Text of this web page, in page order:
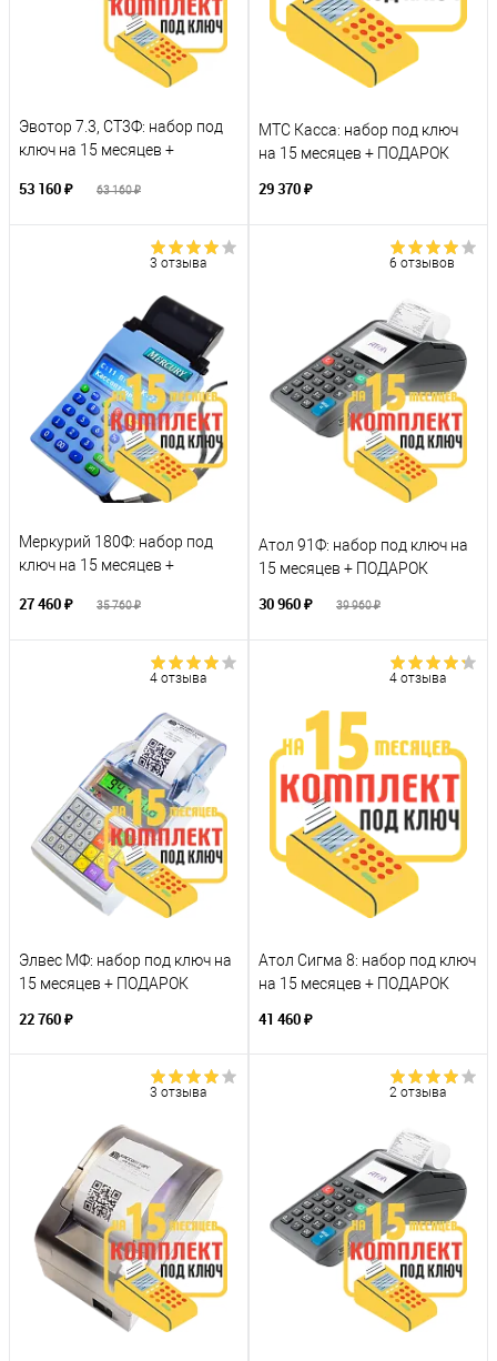
Эвотор 7.3, СТ3Ф: набор под
ключ на 15 месяцев +
53 160 ₽ 63 160 ₽
МТС Касса: набор под ключ
на 15 месяцев + ПОДАРОК
29 370 ₽
3 отзыва
Меркурий 180Ф: набор под
ключ на 15 месяцев +
27 460 ₽ 35 760 ₽
6 отзывов
Атол 91Ф: набор под ключ на
15 месяцев + ПОДАРОК
30 960 ₽ 39 960 ₽
4 отзыва
Элвес МФ: набор под ключ на
15 месяцев + ПОДАРОК
22 760 ₽
4 отзыва
Атол Сигма 8: набор под ключ
на 15 месяцев + ПОДАРОК
41 460 ₽
3 отзыва 2 отзыва